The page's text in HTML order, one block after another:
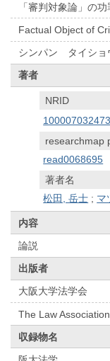
「審判対象論」の功
Factual Object of
シンパン タイシ
著者
NRID
researchmap
read0068695
著者名
松田, 岳士 ; マ
内容
論説
出版者
大阪大学法学会
The Law
収録物名